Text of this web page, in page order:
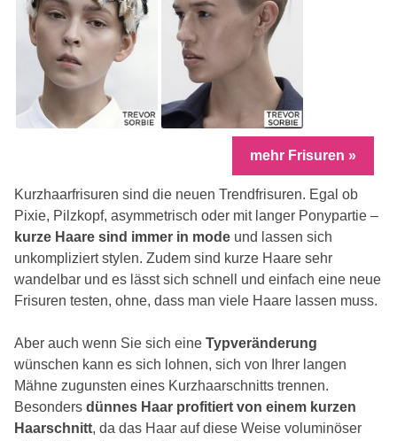
mehr Frisuren »
Kurzhaarfrisuren sind die neuen Trendfrisuren. Egal ob
Pixie, Pilzkopf, asymmetrisch oder mit langer Ponypartie –
kurze Haare sind immer in mode und lassen sich
unkompliziert stylen. Zudem sind kurze Haare sehr
wandelbar und es lässt sich schnell und einfach eine neue
Frisuren testen, ohne, dass man viele Haare lassen muss.
Aber auch wenn Sie sich eine Typveränderung
wünschen kann es sich lohnen, sich von Ihrer langen
Mähne zugunsten eines Kurzhaarschnitts trennen.
Besonders dünnes Haar profitiert von einem kurzen
Haarschnitt, da das Haar auf diese Weise voluminöser